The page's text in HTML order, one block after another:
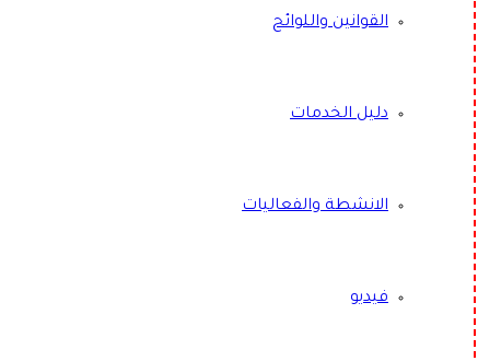
القوانين واللوائح
دليل الخدمات
الانشطة والفعاليات
فيديو